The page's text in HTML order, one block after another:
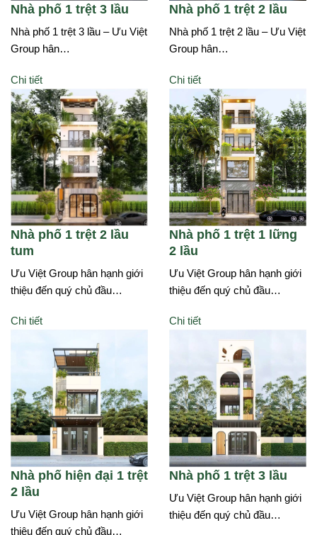
Nhà phố 1 trệt 3 lầu
Nhà phố 1 trệt 3 lầu – Ưu Việt
Group hân…
Chi tiết
Nhà phố 1 trệt 2 lầu
Nhà phố 1 trệt 2 lầu – Ưu Việt
Group hân…
Chi tiết
Nhà phố 1 trệt 2 lầu
tum
Ưu Việt Group hân hạnh giới
thiệu đến quý chủ đầu…
Chi tiết
Nhà phố 1 trệt 1 lững
2 lầu
Ưu Việt Group hân hạnh giới
thiệu đến quý chủ đầu…
Chi tiết
Nhà phố hiện đại 1 trệt
2 lầu
Ưu Việt Group hân hạnh giới
thiệu đến quý chủ đầu…
Nhà phố 1 trệt 3 lầu
Ưu Việt Group hân hạnh giới
thiệu đến quý chủ đầu…